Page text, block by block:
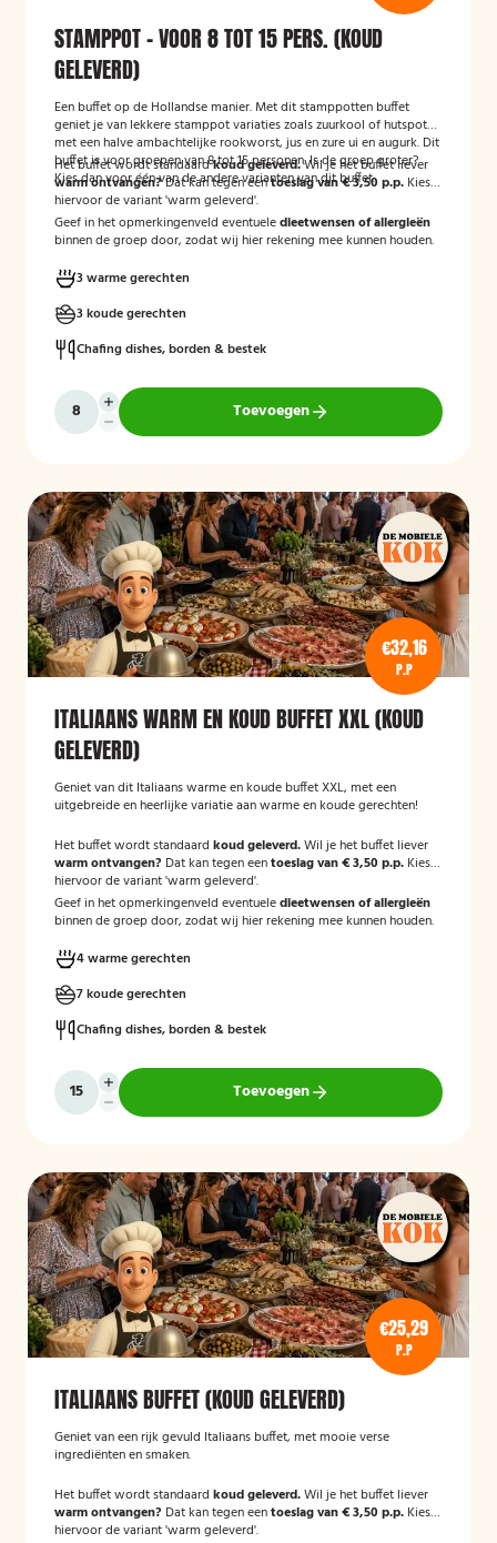
STAMPPOT - VOOR 8 TOT 15 PERS. (KOUD
GELEVERD)
Een buffet op de Hollandse manier. Met dit stamppotten buffet
geniet je van lekkere stamppot variaties zoals zuurkool of hutspot
met een halve ambachtelijke rookworst, jus en zure ui en augurk. Dit
buffet is voor groepen van 8 tot 15 personen. Is de groep groter?
Kies dan voor één van de andere varianten van dit buffet.
Het buffet wordt standaardkoud geleverd.Wil je het buffet liever
warm ontvangen?Dat kan tegen eentoeslag van € 3,50 p.p. Kies
hiervoor de variant 'warm geleverd'.
Geef in het opmerkingenveld eventueledieetwensen of allergieën
binnen de groep door, zodat wij hier rekening mee kunnen houden.
3 warme gerechten
3 koude gerechten
Chafing dishes, borden & bestek
Toevoegen
€32,16
P.P
ITALIAANS WARM EN KOUD BUFFET XXL (KOUD
GELEVERD)
Geniet van dit Italiaans warme en koude buffet XXL, met een
uitgebreide en heerlijke variatie aan warme en koude gerechten!
Het buffet wordt standaard koud geleverd.Wil je het buffet liever
warm ontvangen? Dat kan tegen eentoeslag van € 3,50 p.p. Kies
hiervoor de variant 'warm geleverd'.
Geef in het opmerkingenveld eventueledieetwensen of allergieën
binnen de groep door, zodat wij hier rekening mee kunnen houden.
4 warme gerechten
7 koude gerechten
Chafing dishes, borden & bestek
Toevoegen
€25,29
P.P
ITALIAANS BUFFET (KOUD GELEVERD)
Geniet van een rijk gevuld Italiaans buffet, met mooie verse
ingrediënten en smaken.
Het buffet wordt standaard koud geleverd.Wil je het buffet liever
warm ontvangen? Dat kan tegen eentoeslag van € 3,50 p.p. Kies
hiervoor de variant 'warm geleverd'.